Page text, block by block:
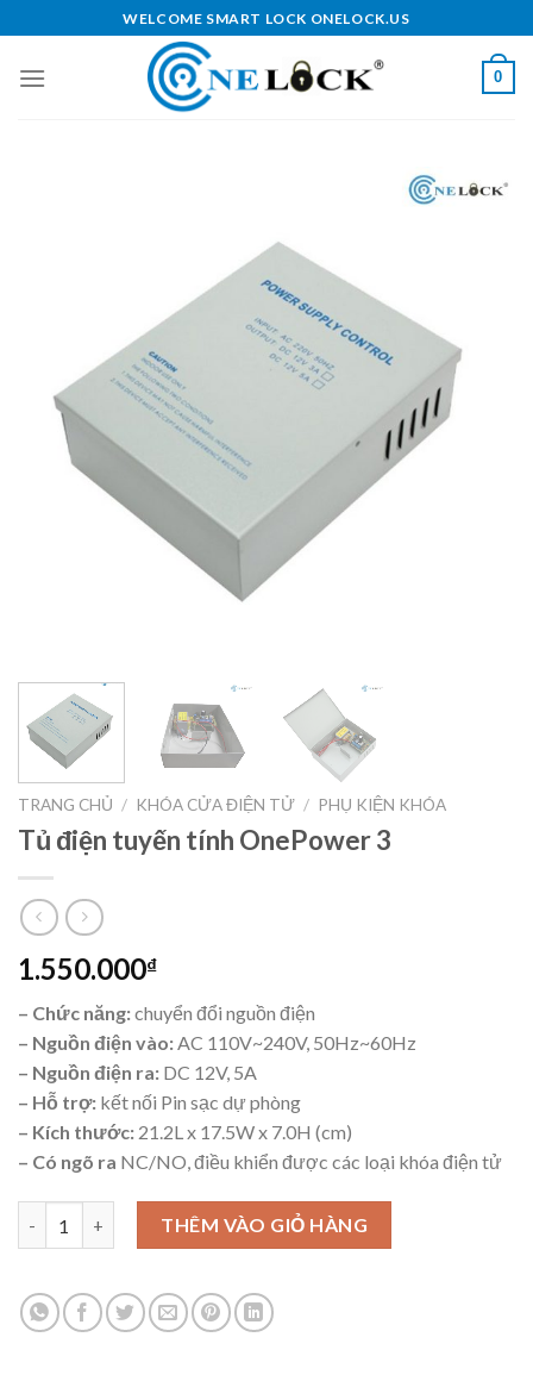
to
content
WELCOME SMART LOCK ONELOCK.US
0
TRANG CHỦ / KHÓA CỬA ĐIỆN TỬ / PHỤ KIỆN KHÓA
Tủ điện tuyến tính OnePower 3
1.550.000₫
– Chức năng:chuyển đổi nguồn điện
– Nguồn điện vào:AC 110V~240V, 50Hz~60Hz
– Nguồn điện ra: DC 12V, 5A
– Hỗ trợ: kết nối Pin sạc dự phòng
– Kích thước: 21.2L x 17.5W x 7.0H (cm)
– Có ngõ ra NC/NO, điều khiển được các loại khóa điện tử
Tủ điện tuyến tính OnePower 3 số lượng
THÊM VÀO GIỎ HÀNG